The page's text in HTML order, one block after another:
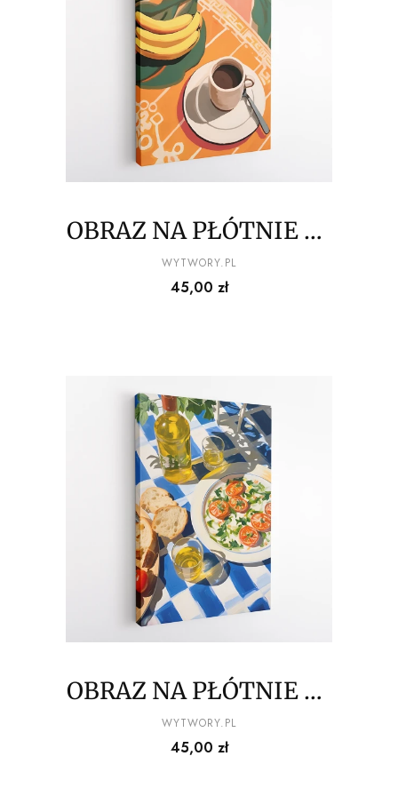
OBRAZ NA PŁÓTNIE La
Dolce Vita - Poranna
kawa z kiścią bananów
PRODUCENT
WYTWORY.PL
Cena
45,00 zł
OBRAZ NA PŁÓTNIE La
Dolce Vita - Caprese z
pieczywem i białym
PRODUCENT
WYTWORY.PL
Cena
45,00 zł